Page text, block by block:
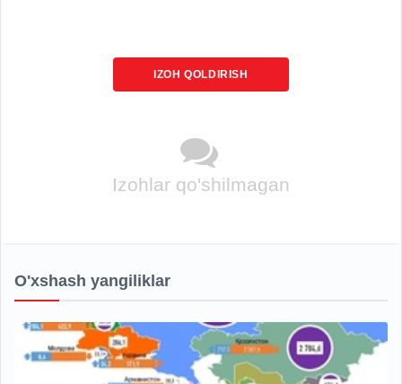
IZOH QOLDIRISH
Izohlar qo'shilmagan
O'xshash yangiliklar